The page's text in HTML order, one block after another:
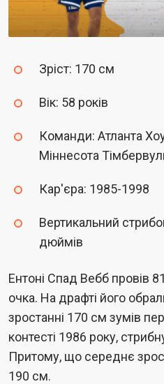
Зріст: 170 см
Вік: 58 років
Команди: Атланта
Міннесота
Кар'єра: 1985-1998
Вертикальний
дюймів
Ентоні Спад Вебб провів
очка. На драфті його
зростанні 170 см зумів
контесті 1986 року,
Притому, що середнє
190 см.